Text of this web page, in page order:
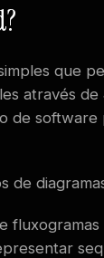
que
através de
de software
de